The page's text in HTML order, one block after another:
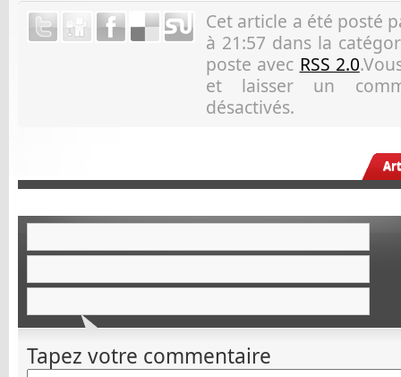
Cet article a été posté
à 21:57 dans la
poste avec RSS 2.0
et laisser un
désactivés.
Tapez votre commentaire